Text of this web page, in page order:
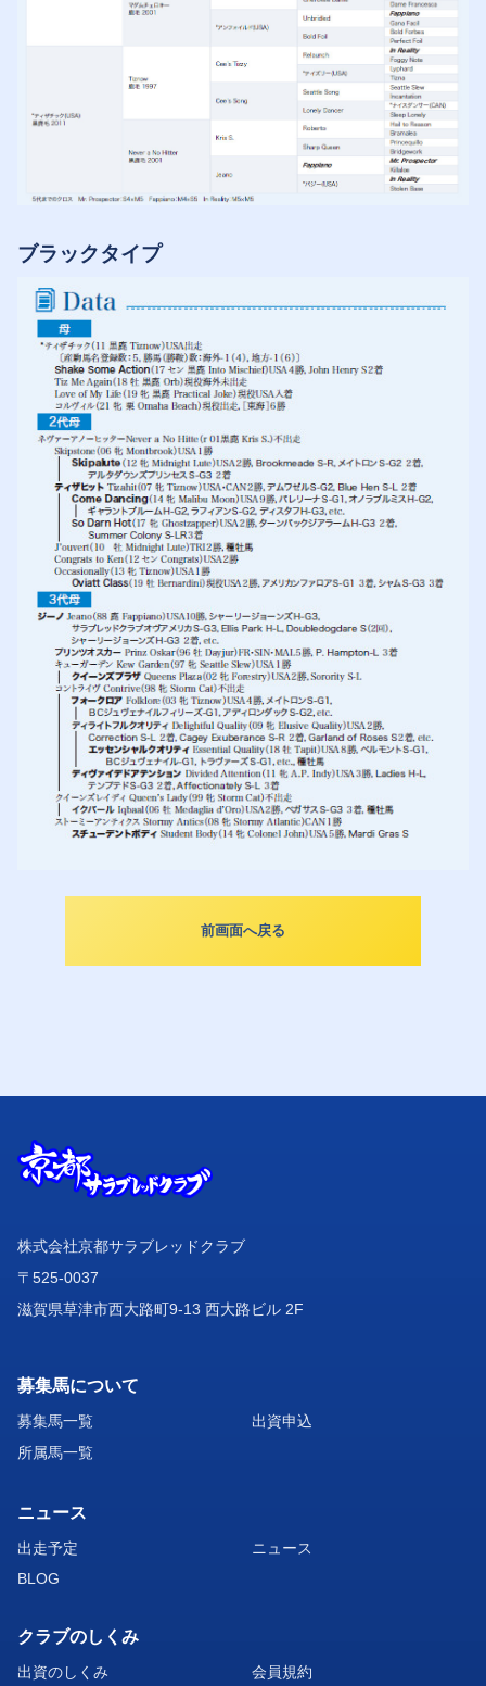
ブラックタイプ
前画面へ戻る
株式会社京都サラブレッドクラブ
〒525-0037
滋賀県草津市西大路町9-13 西大路ビル 2F
募集馬について
募集馬一覧
出資申込
所属馬一覧
ニュース
出走予定
ニュース
BLOG
クラブのしくみ
出資のしくみ 会員規約